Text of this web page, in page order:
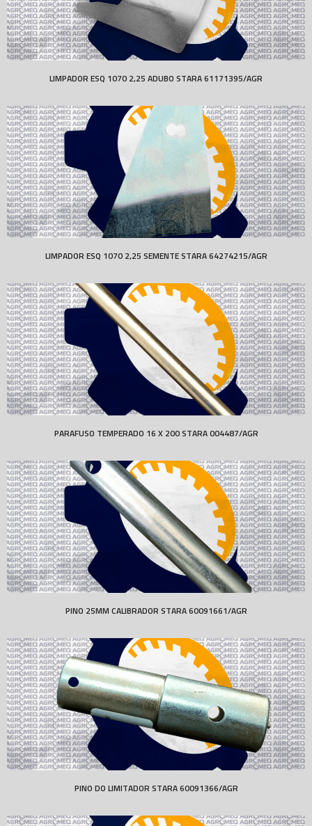
LIMPADOR ESQ 1070 2,25 ADUBO STARA 61171395/AGR
LIMPADOR ESQ 1070 2,25 SEMENTE STARA 64274215/AGR
PARAFUSO TEMPERADO 16 X 200 STARA 004487/AGR
PINO 25MM CALIBRADOR STARA 60091661/AGR
PINO DO LIMITADOR STARA 60091366/AGR